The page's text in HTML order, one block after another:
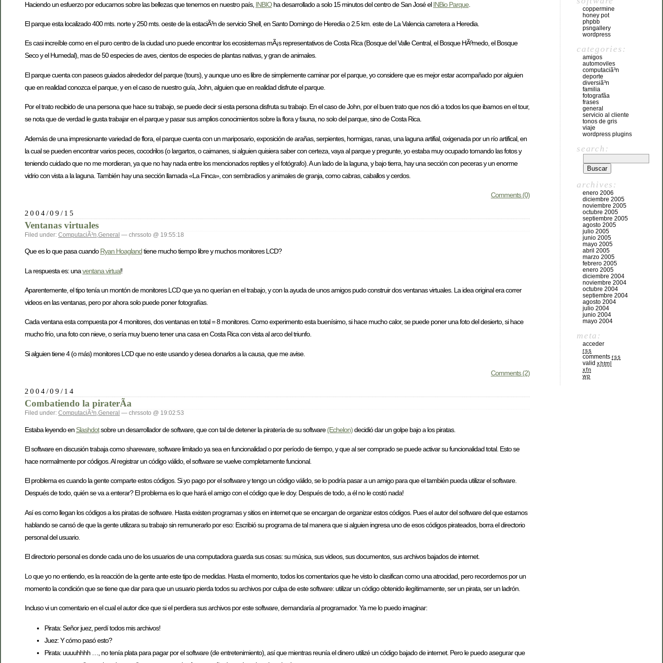
Haciendo un esfuerzo por educarnos sobre las bellezas que tenemos en nuestro país, INBIOha desarrollado a solo 15 minutos del centro de San José elINBio Parque
El parque esta localizado 400 mts. norte y 250 mts. oeste de la estaciÃ³n de servicio Shell, en Santo Domingo de Heredia o 2.5 km. este de La Valencia carretera a Heredia.
Es casi increíble como en el puro centro de la ciudad uno puede encontrar los ecosistemas mÃ¡s representativos de Costa Rica (Bosque del Valle Central, el Bosque HÃºmedo, el Bosque
Seco y el Humedal), mas de 50 especies de aves, cientos de especies de plantas nativas, y gran de animales.
El parque cuenta con paseos guiados alrededor del parque (tours), y aunque uno es libre de simplemente caminar por el parque, yo considere que es mejor estar acompañado por alguien
que en realidad conozca el parque, y en el caso de nuestro guía, John, alguien que en realidad disfrute el parque.
Por el trato recibido de una persona que hace su trabajo, se puede decir si esta persona disfruta su trabajo. En el caso de John, por el buen trato que nos dió a todos los que ibamos en el tour,
se nota que de verdad le gusta trabajar en el parque y pasar sus amplios conocimientos sobre la flora y fauna, no solo del parque, sino de Costa Rica.
Además de una impresionante variedad de flora, el parque cuenta con un mariposario, exposición de arañas, serpientes, hormigas, ranas, una laguna artifial, oxigenada por un río artifical, en
la cual se pueden encontrar varios peces, cocodrilos (o largartos, o caimanes, si alguien quisiera saber con certeza, vaya al parque y pregunte, yo estaba muy ocupado tomando las fotos y
teniendo cuidado que no me mordieran, ya que no hay nada entre los mencionados reptiles y el fotógrafo). A un lado de la laguna, y bajo tierra, hay una sección con peceras y un enorme
vidrio con vista a la laguna. También hay una sección llamada «La Finca», con sembradíos y animales de granja, como cabras, caballos y cerdos.
Comments (0)
2004/09/15
Ventanas virtuales
Filed under: ComputaciÃ³n,General — chrssoto @ 19:55:18
Que es lo que pasa cuandoRyan Hoaglandtiene mucho tiempo libre y muchos monitores LCD?
La respuesta es: unaventana virtual!
Aparentemente, el tipo tenía un montón de monitores LCD que ya no querían en el trabajo, y con la ayuda de unos amigos pudo construir dos ventanas virtuales. La idea original era correr
videos en las ventanas, pero por ahora solo puede poner fotografías.
Cada ventana esta compuesta por 4 monitores, dos ventanas en total = 8 monitores. Como experimento esta buenísimo, si hace mucho calor, se puede poner una foto del desierto, si hace
mucho frío, una foto con nieve, o sería muy bueno tener una casa en Costa Rica con vista al arco del triunfo.
Si alguien tiene 4 (o más) monitores LCD que no este usando y desea donarlos a la causa, que me avise.
Comments (2)
2004/09/14
Combatiendo la piraterÃ­a
Filed under: ComputaciÃ³n,General — chrssoto @ 19:02:53
Estaba leyendo en Slashdotsobre un desarrollador de software, que con tal de detener la piratería de su software(Echelon)decidió dar un golpe bajo a los piratas.
El software en discusión trabaja como shareware, software limitado ya sea en funcionalidad o por período de tiempo, y que al ser comprado se puede activar su funcionalidad total. Esto se
hace normalmente por códigos. Al registrar un código válido, el software se vuelve completamente funcional.
El problema es cuando la gente comparte estos códigos. Si yo pago por el software y tengo un código válido, se lo podría pasar a un amigo para que el también pueda utilizar el software.
Después de todo, quién se va a enterar? El problema es lo que hará el amigo con el código que le doy. Después de todo, a él no le costó nada!
Así es como llegan los códigos a los piratas de software. Hasta existen programas y sitios en internet que se encargan de organizar estos códigos. Pues el autor del software del que estamos
hablando se cansó de que la gente utilizara su trabajo sin remunerarlo por eso: Escribió su programa de tal manera que si alguien ingresa uno de esos códigos pirateados, borra el directorio
personal del usuario.
El directorio personal es donde cada uno de los usuarios de una computadora guarda sus cosas: su música, sus videos, sus documentos, sus archivos bajados de internet.
Lo que yo no entiendo, es la reacción de la gente ante este tipo de medidas. Hasta el momento, todos los comentarios que he visto lo clasifican como una atrocidad, pero recordemos por un
momento la condición que se tiene que dar para que un usuario pierda todos su archivos por culpa de este software: utilizar un código obtenido ilegítimamente, ser un pirata, ser un ladrón.
Incluso vi un comentario en el cual el autor dice que si el perdiera sus archivos por este software, demandaría al programador. Ya me lo puedo imaginar:
Pirata: Señor juez, perdí todos mis archivos!
Juez: Y cómo pasó esto?
Pirata: uuuuhhhh …, no tenía plata para pagar por el software (de entretenimiento), así que mientras reunía el dinero utilizé un código bajado de internet. Pero le puedo asegurar que
coppermine
honey pot
phpbb
psngallery
wordpress
categories:
amigos
automoviles
computaciã³n
deporte
diversiã³n
familia
fotografã­a
frases
general
servicio al cliente
tonos de gris
viaje
wordpress plugins
search:
archives:
enero 2006
diciembre 2005
noviembre 2005
octubre 2005
septiembre 2005
agosto 2005
julio 2005
junio 2005
mayo 2005
abril 2005
marzo 2005
febrero 2005
enero 2005
diciembre 2004
noviembre 2004
octubre 2004
septiembre 2004
agosto 2004
julio 2004
junio 2004
mayo 2004
meta:
acceder
rss
comments rss
valid xhtml
xfn
wp